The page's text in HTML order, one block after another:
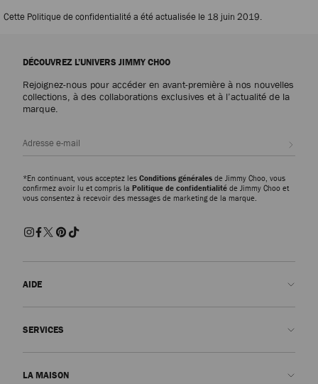
Cette Politique de confidentialité a été actualisée le 18 juin 2019.
DÉCOUVREZ L’UNIVERS JIMMY CHOO
Rejoignez-nous pour accéder en avant-première à nos nouvelles
collections, à des collaborations exclusives et à l’actualité de la
marque.
*En continuant, vous acceptez les Conditions générales de Jimmy Choo, vous
confirmez avoir lu et compris la Politique de confidentialité de Jimmy Choo et
vous consentez à recevoir des messages de marketing de la marque.
AIDE
SERVICES
LA MAISON